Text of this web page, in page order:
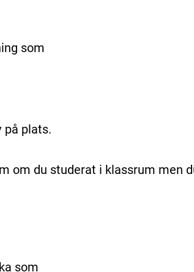
som
på plats.
om du studerat i klassrum men
som